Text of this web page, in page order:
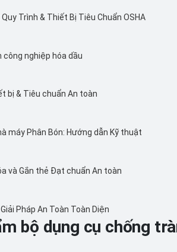
Trình & Thiết Bị Tiêu Chuẩn OSHA
công nghiệp hóa dầu
bị & Tiêu chuẩn An toàn
máy Phân Bón: Hướng dẫn Kỹ thuật
và Gắn thẻ Đạt chuẩn An toàn
Pháp An Toàn Toàn Diện
bộ dụng cụ chống